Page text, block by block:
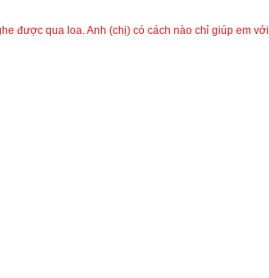
được qua loa. Anh (chị) có cách nào chỉ giúp em với